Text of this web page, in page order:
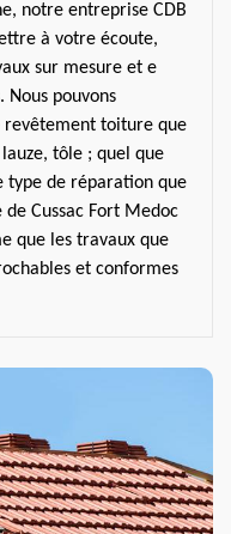
notre entreprise CDB
à votre écoute,
sur mesure et e
Nous pouvons
revêtement toiture que
tôle ; quel que
de réparation que
Cussac Fort Medoc
que les travaux que
et conformes